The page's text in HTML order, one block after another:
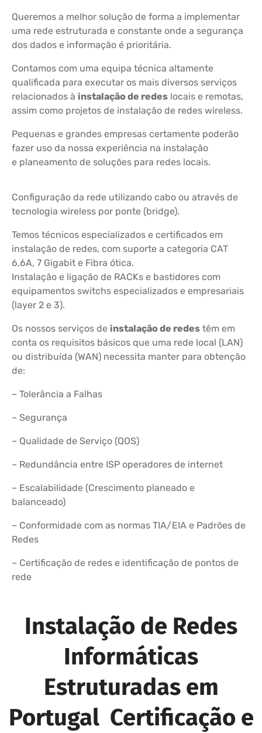
Queremos a melhor solução de forma a implementar
uma rede estruturada e constante onde a segurança
dos dados e informação é prioritária.
Contamos com uma equipa técnica altamente
qualificada para executar os mais diversos serviços
relacionados à instalação de redes locais e remotas,
assim como projetos de instalação de redes wireless.
Pequenas e grandes empresas certamente poderão
fazer uso da nossa experiência na instalação
e planeamento de soluções para redes locais.
Configuração da rede utilizando cabo ou através de
tecnologia wireless por ponte (bridge).
Temos técnicos especializados e certificados em
instalação de redes, com suporte a categoria CAT
6,6A, 7 Gigabit e Fibra ótica.
Instalação e ligação de RACKs e bastidores com
equipamentos switchs especializados e empresariais
(layer 2 e 3).
Os nossos serviços de instalação de redes têm em
conta os requisitos básicos que uma rede local (LAN)
ou distribuída (WAN) necessita manter para obtenção
de:
– Tolerância a Falhas
– Segurança
– Qualidade de Serviço (QOS)
– Redundância entre ISP operadores de internet
– Escalabilidade (Crescimento planeado e
balanceado)
– Conformidade com as normas TIA/EIA e Padrões de
Redes
– Certificação de redes e identificação de pontos de
rede
Instalação de Redes
Informáticas
Estruturadas em
Portugal Certificação e